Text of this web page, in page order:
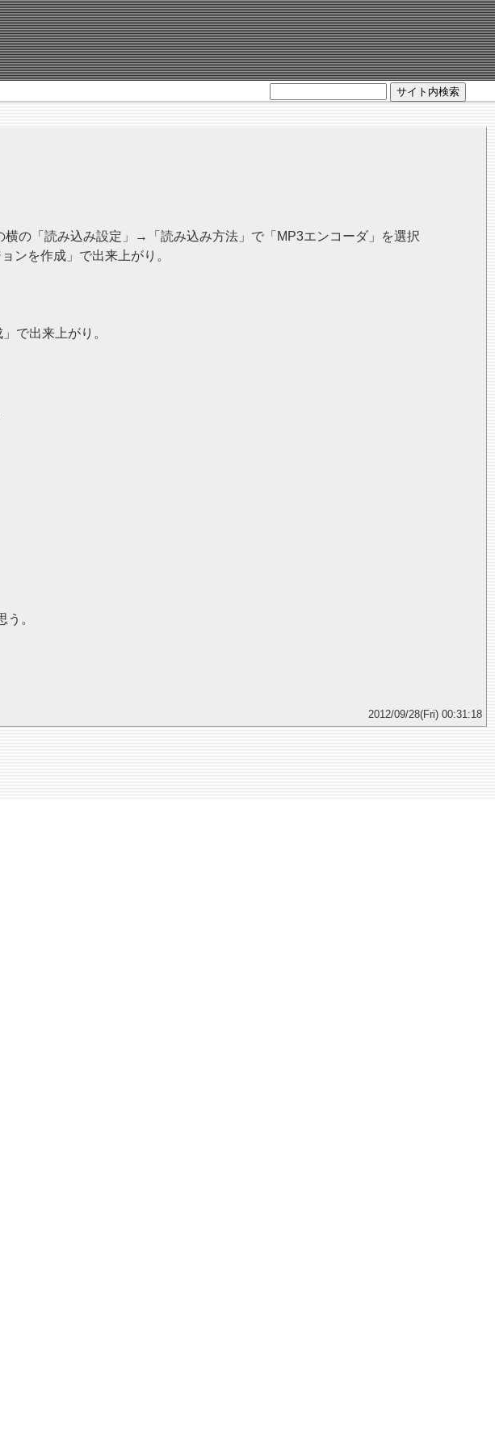
サイト内検索
の「読み込み設定」→「読み込み方法」で「MP3エンコーダ」を選択
ンを作成」で出来上がり。
で出来上がり。
。
2012/09/28(Fri) 00:31:18